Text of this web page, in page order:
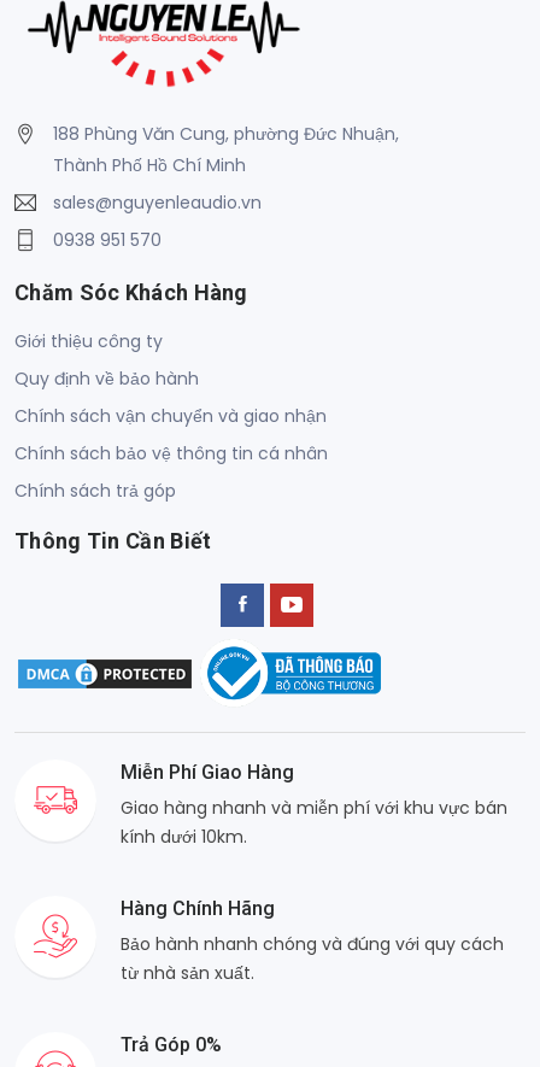
188 Phùng Văn Cung, phường Đức Nhuận,
Thành Phố Hồ Chí Minh
sales@nguyenleaudio.vn
0938 951 570
Chăm Sóc Khách Hàng
Giới thiệu công ty
Quy định về bảo hành
Chính sách vận chuyển và giao nhận
Chính sách bảo vệ thông tin cá nhân
Chính sách trả góp
Thông Tin Cần Biết
Miễn Phí Giao Hàng
Giao hàng nhanh và miễn phí với khu vực bán
kính dưới 10km.
Hàng Chính Hãng
Bảo hành nhanh chóng và đúng với quy cách
từ nhà sản xuất.
Trả Góp 0%